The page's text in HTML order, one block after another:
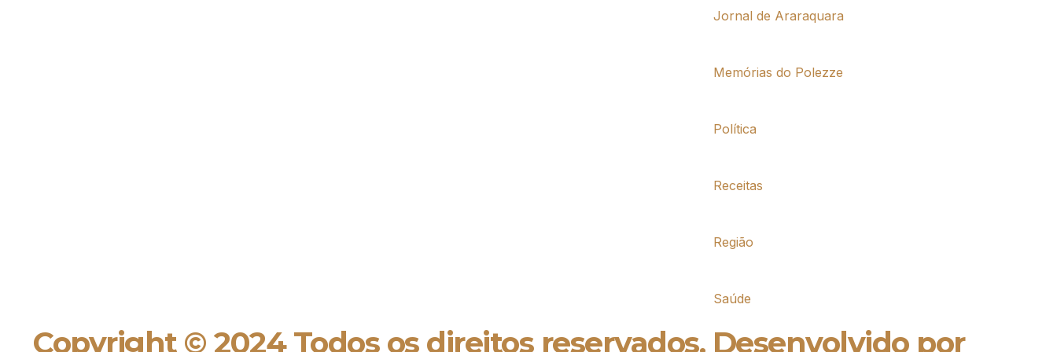
Jornal de Araraquara
Memórias do Polezze
Política
Receitas
Região
Saúde
Copyright © 2024 Todos os direitos reservados. Desenvolvido por